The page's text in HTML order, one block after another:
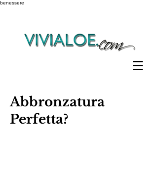
benessere
Abbronzatura
Perfetta?